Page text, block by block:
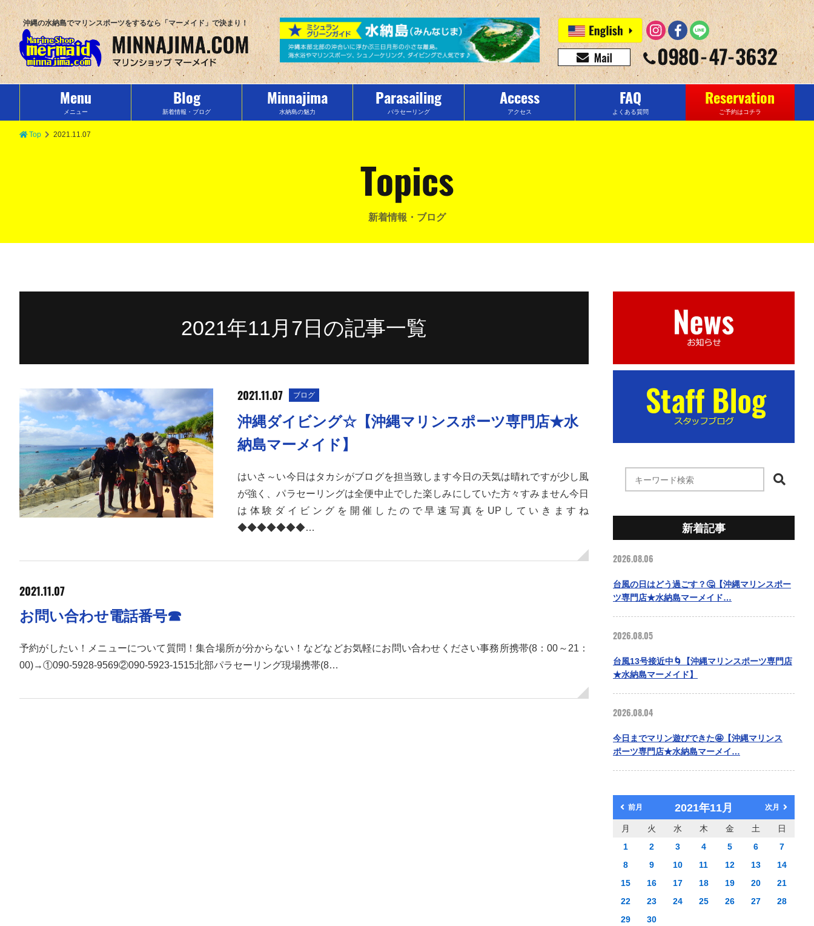
沖縄の水納島でマリンスポーツをするなら「マーメイド」で決まり！
Menu
メニュー
Blog
新着情報・ブログ
Minnajima
水納島の魅力
Parasailing
パラセーリング
Access
アクセス
FAQ
よくある質問
Reservation
ご予約はコチラ
Top 2021.11.07
Topics
新着情報・ブログ
2021年11月7日の記事一覧
2021.11.07 ブログ
沖縄ダイビング☆【沖縄マリンスポーツ専門店★水
納島マーメイド】
はいさ～い今日はタカシがブログを担当致します今日の天気は晴れですが少し風
が強く、パラセーリングは全便中止でした楽しみにしていた方々すみません今日
は体験ダイビングを開催したので早速写真をUPしていきますね
◆◆◆◆◆◆◆…
2021.11.07
お問い合わせ電話番号☎
予約がしたい！メニューについて質問！集合場所が分からない！などなどお気軽にお問い合わせください事務所携帯(8：00～21：
00)→①090-5928-9569②090-5923-1515北部パラセーリング現場携帯(8…
新着記事
2026.08.06
台風の日はどう過ごす？🤔【沖縄マリンスポー
ツ専門店★水納島マーメイド…
2026.08.05
台風13号接近中🌀【沖縄マリンスポーツ専門店
★水納島マーメイド】
2026.08.04
今日までマリン遊びできた🤩【沖縄マリンス
ポーツ専門店★水納島マーメイ…
前月 2021年11月 次月
月 火 水 木 金 土
日
1
2 3 4 5 6
7
8
9 10 11 12 13
14
15
16 17 18 19 20
21
22
23 24 25 26 27
28
29
30